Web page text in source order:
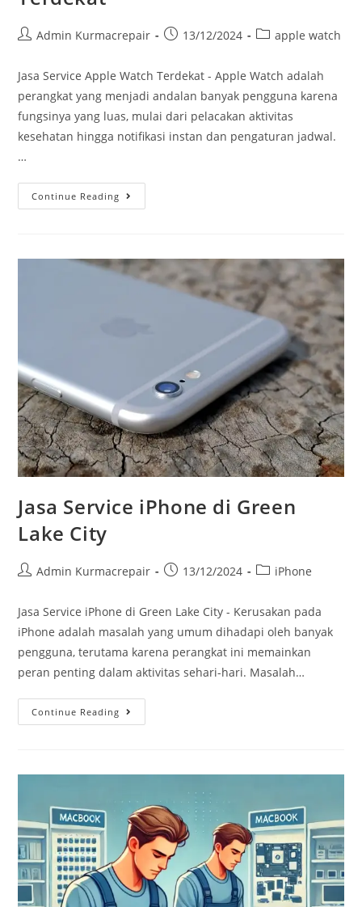
Admin Kurmacrepair 13/12/2024 apple watch
Jasa Service Apple Watch Terdekat - Apple Watch adalah
perangkat yang menjadi andalan banyak pengguna karena
fungsinya yang luas, mulai dari pelacakan aktivitas
kesehatan hingga notifikasi instan dan pengaturan jadwal.
…
Continue Reading
Jasa Service iPhone di Green
Lake City
Admin Kurmacrepair 13/12/2024 iPhone
Jasa Service iPhone di Green Lake City - Kerusakan pada
iPhone adalah masalah yang umum dihadapi oleh banyak
pengguna, terutama karena perangkat ini memainkan
peran penting dalam aktivitas sehari-hari. Masalah…
Continue Reading